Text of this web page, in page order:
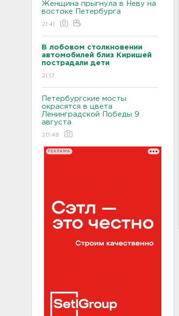
Женщина прыгнула в Неву на
востоке Петербурга
21:41
В лобовом столкновении
автомобилей близ Киришей
пострадали дети
21:17
Петербургские мосты
окрасятся в цвета
Ленинградской Победы 9
августа
20:48
РЕКЛАМА